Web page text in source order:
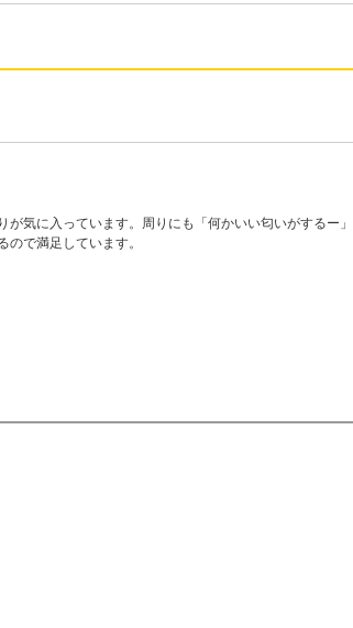
気に入っています。周りにも「何かいい匂いがするー
で満足しています。